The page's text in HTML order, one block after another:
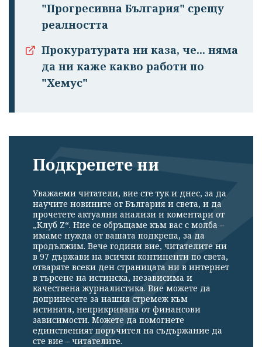
"Прогресивна България" срещу
реалността
Прокуратурата ни каза, че... няма
да ни каже какво работи по
"Хемус"
Подкрепете ни
Уважаеми читатели, вие сте тук и днес, за да
научите новините от България и света, и да
прочетете актуални анализи и коментари от
„Клуб Z“. Ние се обръщаме към вас с молба –
имаме нужда от вашата подкрепа, за да
продължим. Вече години вие, читателите ни
в 97 държави на всички континенти по света,
отваряте всеки ден страницата ни в интернет
в търсене на истинска, независима и
качествена журналистика. Вие можете да
допринесете за нашия стремеж към
истината, неприкривана от финансови
зависимости. Можете да помогнете
единственият поръчител на съдържание да
сте вие – читателите.